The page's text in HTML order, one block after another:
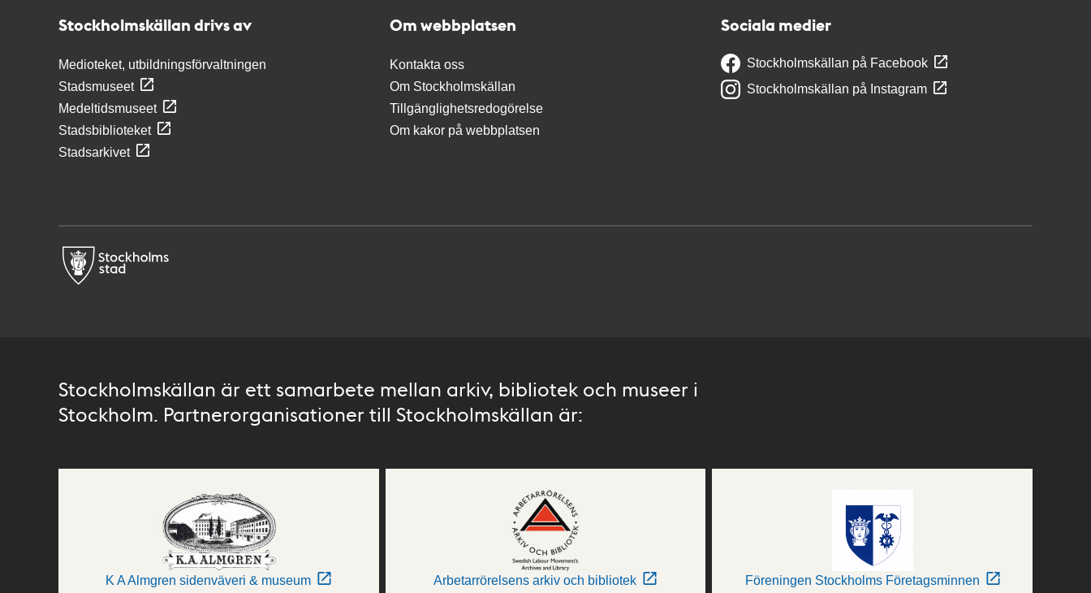
Stockholmskällan drivs av
Medioteket, utbildningsförvaltningen
Stadsmuseet
Medeltidsmuseet
Stadsbiblioteket
Stadsarkivet
Om webbplatsen
Kontakta oss
Om Stockholmskällan
Tillgänglighetsredogörelse
Om kakor på webbplatsen
Sociala medier
Stockholmskällan på Facebook
Stockholmskällan på Instagram
Stockholmskällan är ett samarbete mellan arkiv, bibliotek och museer i
Stockholm. Partnerorganisationer till Stockholmskällan är:
K A Almgren sidenväveri & museum Arbetarrörelsens arkiv och bibliotek Föreningen Stockholms Företagsminnen